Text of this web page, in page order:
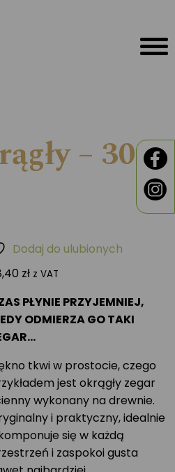
– 30
zł z VAT
PŁYNIE PRZYJEMNIEJ,
ODMIERZA GO TAKI
tkwi w prostocie, czego
jest okrągły zegar
wykonany na drewnie.
i praktyczny, idealnie
się w każdą
i zaspokoi gusta
Dodaj do ulubionych